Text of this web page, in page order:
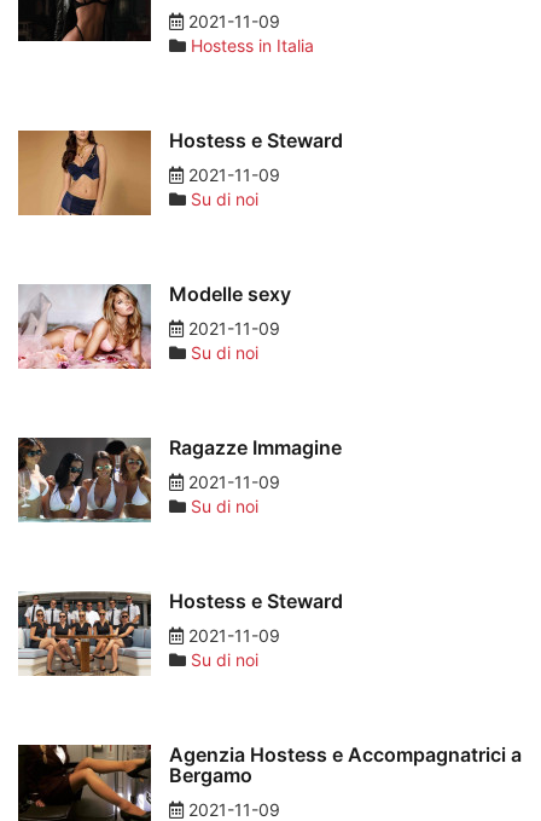
2021-11-09
Hostess in Italia
Hostess e Steward
2021-11-09
Su di noi
Modelle sexy
2021-11-09
Su di noi
Ragazze Immagine
2021-11-09
Su di noi
Hostess e Steward
2021-11-09
Su di noi
Agenzia Hostess e Accompagnatrici a
Bergamo
2021-11-09